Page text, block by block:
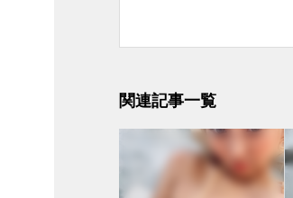
関連記事一覧